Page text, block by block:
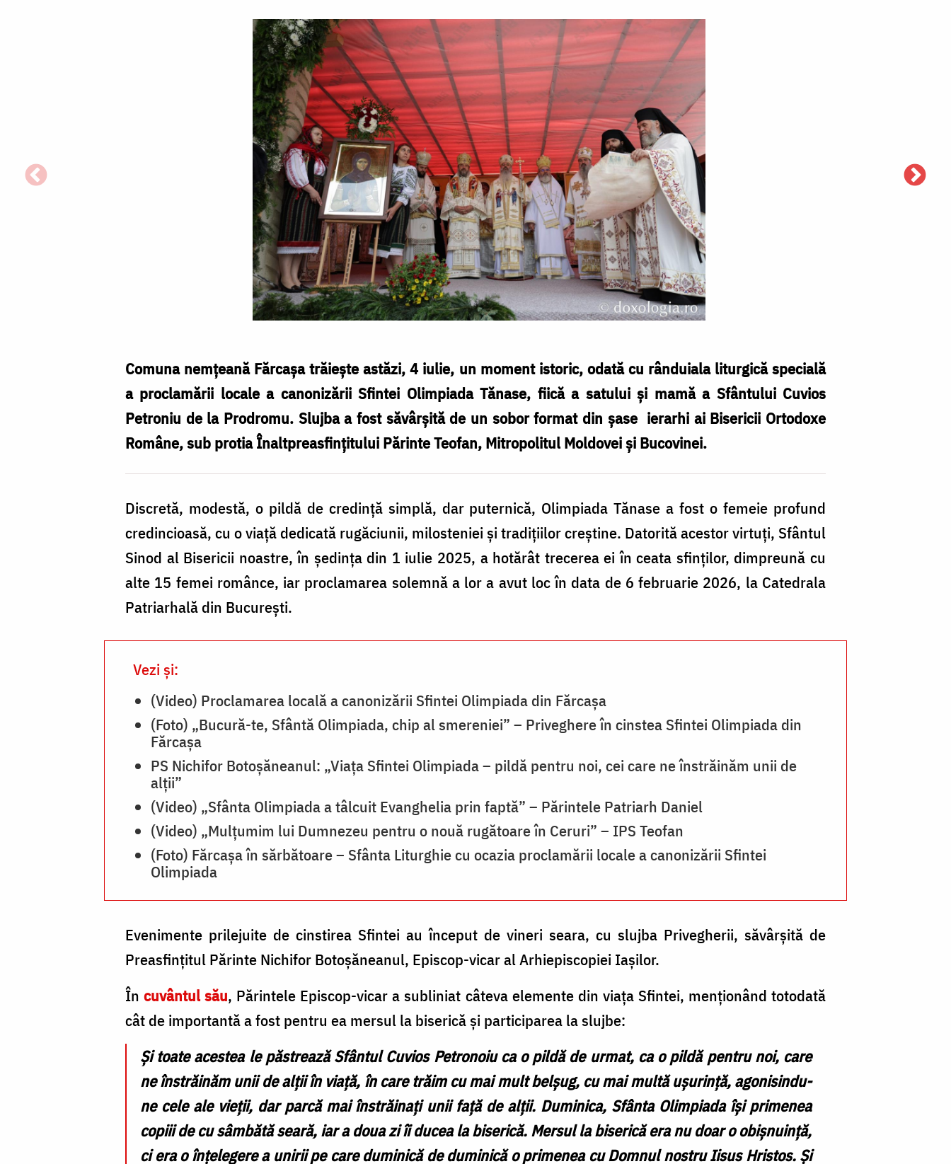
Comuna nemțeană Fărcașa trăiește astăzi, 4 iulie, un moment istoric, odată cu rânduiala liturgică specială
a proclamării locale a canonizării Sfintei Olimpiada Tănase, fiică a satului și mamă a Sfântului Cuvios
Petroniu de la Prodromu. Slujba a fost săvârșită de un sobor format din șase ierarhi ai Bisericii Ortodoxe
Române, sub protia Înaltpreasfințitului Părinte Teofan, Mitropolitul Moldovei și Bucovinei.
Discretă, modestă, o pildă de credință simplă, dar puternică, Olimpiada Tănase a fost o femeie profund
credincioasă, cu o viață dedicată rugăciunii, milosteniei și tradițiilor creștine. Datorită acestor virtuți, Sfântul
Sinod al Bisericii noastre, în ședința din 1 iulie 2025, a hotărât trecerea ei în ceata sfinților, dimpreună cu
alte 15 femei românce, iar proclamarea solemnă a lor a avut loc în data de 6 februarie 2026, la Catedrala
Patriarhală din București.
Vezi și:
(Video) Proclamarea locală a canonizării Sfintei Olimpiada din Fărcașa
(Foto) „Bucură-te, Sfântă Olimpiada, chip al smereniei” – Priveghere în cinstea Sfintei Olimpiada din
Fărcașa
PS Nichifor Botoșăneanul: „Viața Sfintei Olimpiada – pildă pentru noi, cei care ne înstrăinăm unii de
alții”
(Video) „Sfânta Olimpiada a tâlcuit Evanghelia prin faptă” – Părintele Patriarh Daniel
(Video) „Mulțumim lui Dumnezeu pentru o nouă rugătoare în Ceruri” – IPS Teofan
(Foto) Fărcașa în sărbătoare – Sfânta Liturghie cu ocazia proclamării locale a canonizării Sfintei
Olimpiada
Evenimente prilejuite de cinstirea Sfintei au început de vineri seara, cu slujba Privegherii, săvârșită de
Preasfințitul Părinte Nichifor Botoșăneanul, Episcop-vicar al Arhiepiscopiei Iașilor.
Încuvântul său, Părintele Episcop-vicar a subliniat câteva elemente din viața Sfintei, menționând totodată
cât de importantă a fost pentru ea mersul la biserică și participarea la slujbe:
Și toate acestea le păstrează Sfântul Cuvios Petronoiu ca o pildă de urmat, ca o pildă pentru noi, care
ne înstrăinăm unii de alții în viață, în care trăim cu mai mult belșug, cu mai multă ușurință, agonisindu-
ne cele ale vieții, dar parcă mai înstrăinați unii față de alții. Duminica, Sfânta Olimpiada își primenea
copiii de cu sâmbătă seară, iar a doua zi îi ducea la biserică. Mersul la biserică era nu doar o obișnuință,
ci era o înțelegere a unirii pe care duminică de duminică o primenea cu Domnul nostru Iisus Hristos. Și